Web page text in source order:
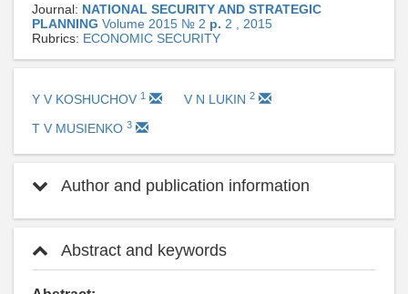
Journal: NATIONAL SECURITY AND STRATEGIC
PLANNING Volume 2015 № 2 p. 2 , 2015
Rubrics: ECONOMIC SECURITY
Y V KOSHUCHOV 1 V N LUKIN 2
T V MUSIENKO 3
Author and publication information
Abstract and keywords